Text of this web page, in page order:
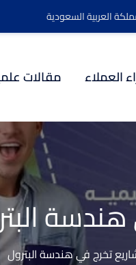
العربية السعودية
العملاء مقالات